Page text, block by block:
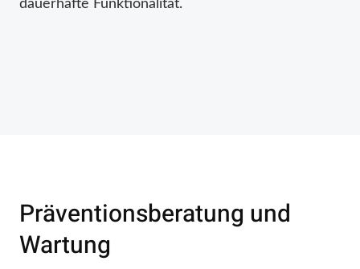
dauerhafte Funktionalität.
Präventionsberatung und
Wartung